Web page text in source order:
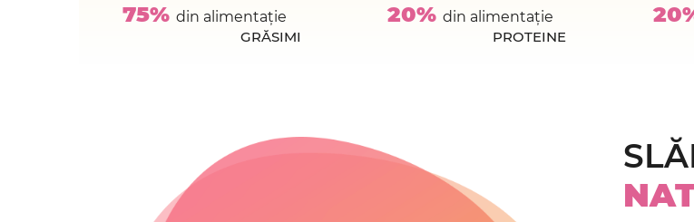
75% din alimentație
GRĂSIMI
20%din alimentație
PROTEINE